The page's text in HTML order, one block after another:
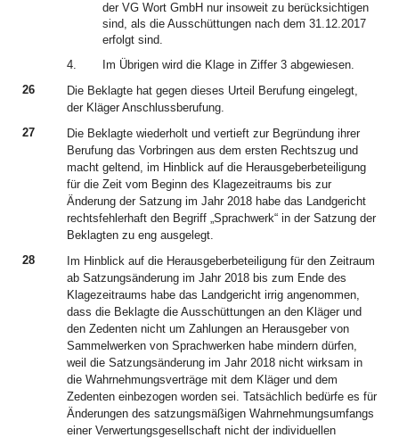
der VG Wort GmbH nur insoweit zu berücksichtigen
sind, als die Ausschüttungen nach dem 31.12.2017
erfolgt sind.
4.
Im Übrigen wird die Klage in Ziffer 3 abgewiesen.
26
Die Beklagte hat gegen dieses Urteil Berufung eingelegt,
der Kläger Anschlussberufung.
27
Die Beklagte wiederholt und vertieft zur Begründung ihrer
Berufung das Vorbringen aus dem ersten Rechtszug und
macht geltend, im Hinblick auf die Herausgeberbeteiligung
für die Zeit vom Beginn des Klagezeitraums bis zur
Änderung der Satzung im Jahr 2018 habe das Landgericht
rechtsfehlerhaft den Begriff „Sprachwerk“ in der Satzung der
Beklagten zu eng ausgelegt.
28
Im Hinblick auf die Herausgeberbeteiligung für den Zeitraum
ab Satzungsänderung im Jahr 2018 bis zum Ende des
Klagezeitraums habe das Landgericht irrig angenommen,
dass die Beklagte die Ausschüttungen an den Kläger und
den Zedenten nicht um Zahlungen an Herausgeber von
Sammelwerken von Sprachwerken habe mindern dürfen,
weil die Satzungsänderung im Jahr 2018 nicht wirksam in
die Wahrnehmungsverträge mit dem Kläger und dem
Zedenten einbezogen worden sei. Tatsächlich bedürfe es für
Änderungen des satzungsmäßigen Wahrnehmungsumfangs
einer Verwertungsgesellschaft nicht der individuellen